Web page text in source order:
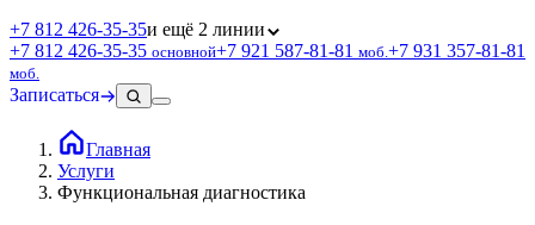
+7 812 426‑35‑35и ещё 2 линии
+7 812 426‑35‑35 основной+7 921 587‑81‑81 моб. +7 931 357‑81‑81
моб.
Записаться
Главная
Услуги
Функциональная диагностика